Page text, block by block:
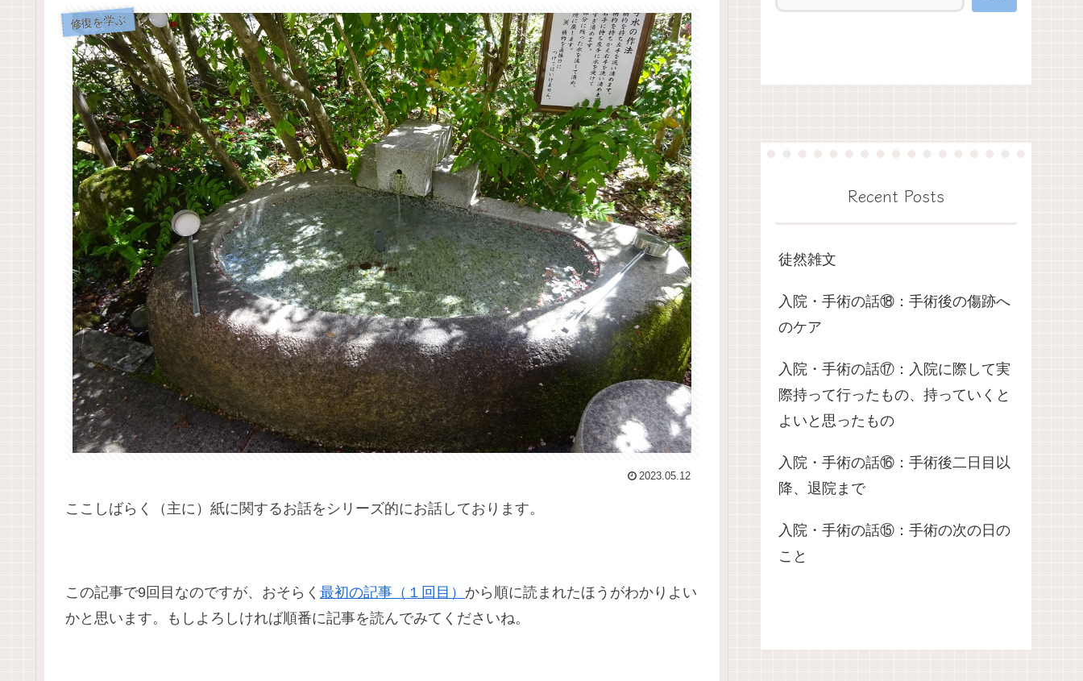
修復を学ぶ
2023.05.12
ここしばらく（主に）紙に関するお話をシリーズ的にお話しております。
この記事で9回目なのですが、おそらく 最初の記事（１回目） から順に読まれたほうがわかりよい
かと思います。もしよろしければ順番に記事を読んでみてくださいね。
Recent Posts
徒然雑文
入院・手術の話⑱：手術後の傷跡へ
のケア
入院・手術の話⑰：入院に際して実
際持って行ったもの、持っていくと
よいと思ったもの
入院・手術の話⑯：手術後二日目以
降、退院まで
入院・手術の話⑮：手術の次の日の
こと